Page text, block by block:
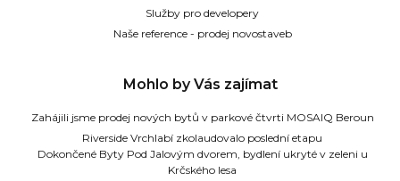
Služby pro developery
Naše reference - prodej novostaveb
Mohlo by Vás zajímat
Zahájili jsme prodej nových bytů v parkové čtvrti MOSAIQ Beroun
Riverside Vrchlabí zkolaudovalo poslední etapu
Dokončené Byty Pod Jalovým dvorem, bydlení ukryté v zeleni u
Krčského lesa